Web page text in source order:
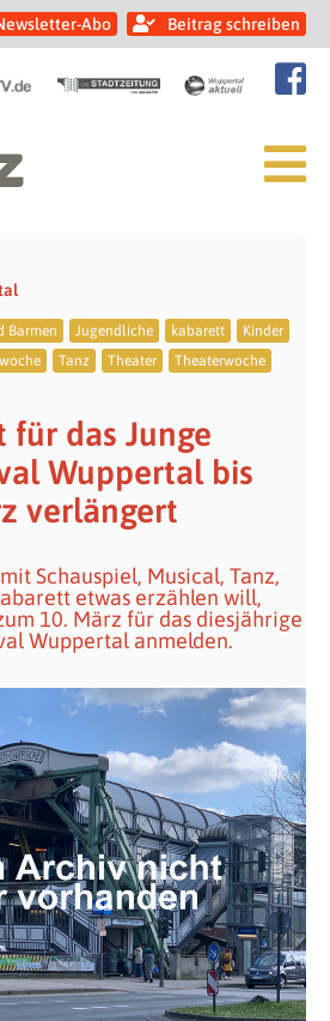
Abo Beitrag schreiben
Barmen Jugendliche kabarett
Kinder
Tanz Theater Theaterwoche
das Junge
Wuppertal bis
verlängert
Schauspiel, Musical, Tanz,
etwas erzählen will,
10. März für das diesjährige
Wuppertal anmelden.